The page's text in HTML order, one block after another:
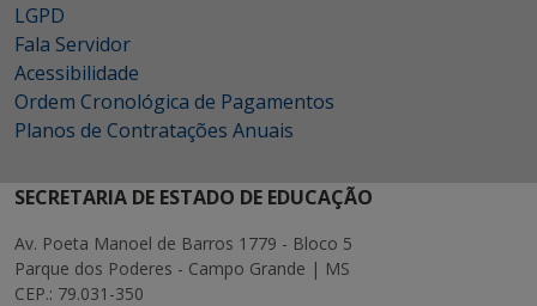
LGPD
Fala Servidor
Acessibilidade
Ordem Cronológica de Pagamentos
Planos de Contratações Anuais
SECRETARIA DE ESTADO DE EDUCAÇÃO
Av. Poeta Manoel de Barros 1779 - Bloco 5
Parque dos Poderes - Campo Grande | MS
CEP.: 79.031-350